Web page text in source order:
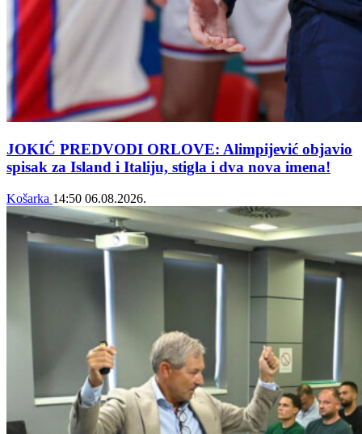
JOKIĆ PREDVODI ORLOVE: Alimpijević objavio
spisak za Island i Italiju, stigla i dva nova imena!
Košarka 14:50 06.08.2026.